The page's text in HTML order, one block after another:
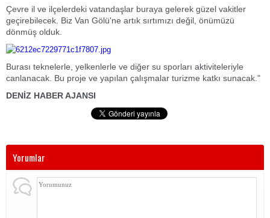
Çevre il ve ilçelerdeki vatandaşlar buraya gelerek güzel vakitler
geçirebilecek. Biz Van Gölü'ne artık sırtımızı değil, önümüzü
dönmüş olduk.
Burası teknelerle, yelkenlerle ve diğer su sporları aktiviteleriyle
canlanacak. Bu proje ve yapılan çalışmalar turizme katkı sunacak."
DENİZ HABER AJANSI
Yorumlar